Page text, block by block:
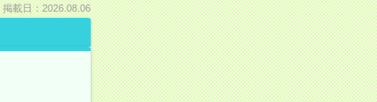
掲載日：2026.08.06